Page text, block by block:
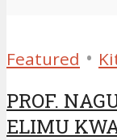
Featured •
PROF.
ELIMU